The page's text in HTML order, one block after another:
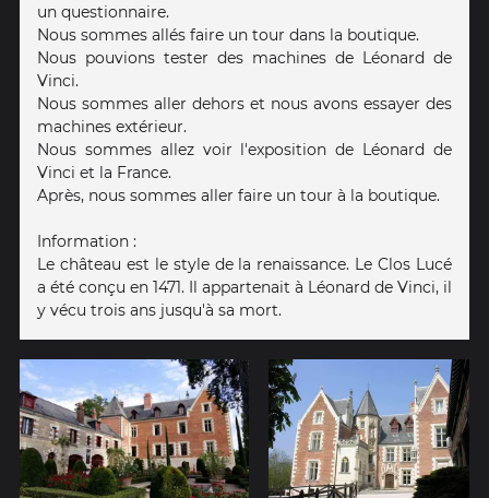
un questionnaire.
Nous sommes allés faire un tour dans la boutique.
Nous pouvions tester des machines de Léonard de
Vinci.
Nous sommes aller dehors et nous avons essayer des
machines extérieur.
Nous sommes allez voir l'exposition de Léonard de
Vinci et la France.
Après, nous sommes aller faire un tour à la boutique.
Information :
Le château est le style de la renaissance. Le Clos Lucé
a été conçu en 1471. Il appartenait à Léonard de Vinci, il
y vécu trois ans jusqu'à sa mort.